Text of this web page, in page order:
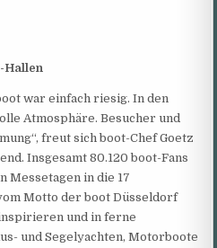
Hallen
war einfach riesig. In den
Atmosphäre. Besucher und
freut sich boot-Chef Goetz
Insgesamt 80.120 boot-Fans
Messetagen in die 17
Motto der boot Düsseldorf
und in ferne
und Segelyachten, Motorboote